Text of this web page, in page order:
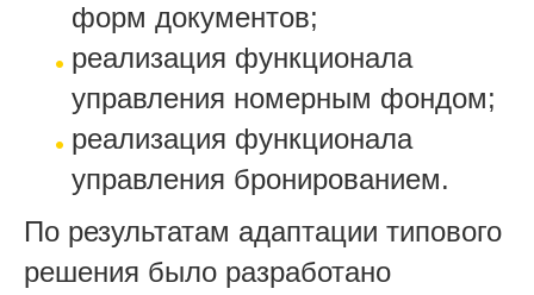
форм документов;
реализация функционала
управления номерным фондом;
реализация функционала
управления бронированием.
По результатам адаптации типового
решения было разработано